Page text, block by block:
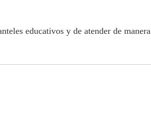
educativos y de atender de manera